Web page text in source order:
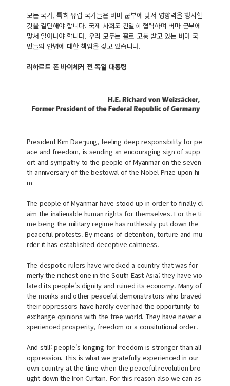
모든 국가, 특히 유럽 국가들은 버마 군부에 맞서 영향력을 행사할
것을 결단해야 합니다. 국제 사회도 긴밀히 협력하며 버마 군부에
맞서 일어나야 합니다. 우리 모두는 홀로 고통 받고 있는 버마 국
민들의 안녕에 대한 책임을 갖고 있습니다.
리하르트 폰 바이체커 전 독일 대통령
President Kim Dae-jung, feeling deep responsibility for pe
ace and freedom, is sending an encouraging sign of supp
ort and sympathy to the people of Myanmar on the seven
th anniversary of the bestowal of the Nobel Prize upon hi
m
The people of Myanmar have stood up in order to finally cl
aim the inalienable human rights for themselves. For the ti
me being the military regime has ruthlessly put down the
peaceful protests. By means of detention, torture and mu
rder it has established deceptive calmness.
The despotic rulers have wrecked a country that was for
merly the richest one in the South East Asia; they have vio
lated its people's dignity and ruined its economy. Many of
the monks and other peaceful demonstrators who braved
their oppressors have hardly ever had the opportunity to
exchange opinions with the free world. They have never e
xperienced prosperity, freedom or a consitutional order.
And still: people's longing for freedom is stronger than all
oppression. This is what we gratefully experienced in our
own country at the time when the peaceful revolution bro
ught down the Iron Curtain. For this reason also we can as